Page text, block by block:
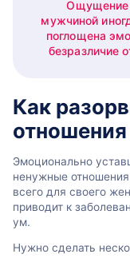
Ощущение
мужчиной
поглощена
безразличие
Как
Эмоционально
ненужные
всего для своего
приводит к
ум.
Нужно сделать